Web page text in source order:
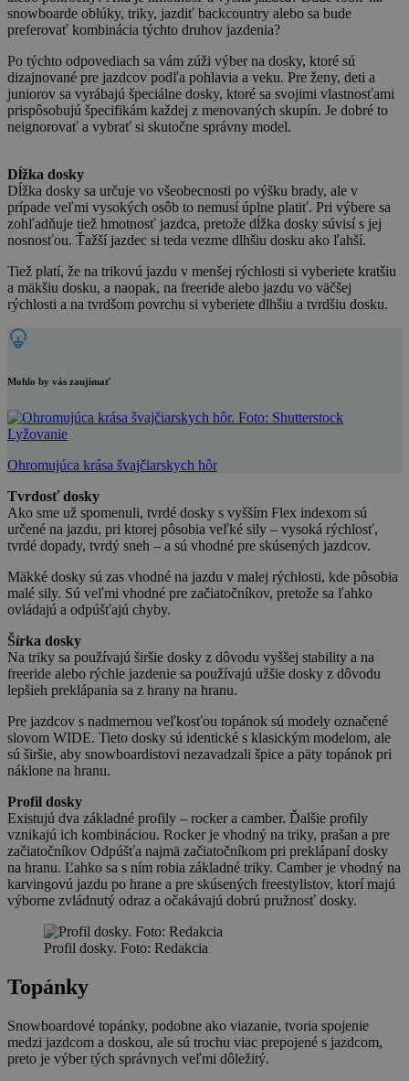
snowboarde oblúky, triky, jazdiť backcountry alebo sa bude
preferovať kombinácia týchto druhov jazdenia?
Po týchto odpovediach sa vám zúži výber na dosky, ktoré sú
dizajnované pre jazdcov podľa pohlavia a veku. Pre ženy, deti a
juniorov sa vyrábajú špeciálne dosky, ktoré sa svojimi vlastnosťami
prispôsobujú špecifikám každej z menovaných skupín. Je dobré to
neignorovať a vybrať si skutočne správny model.
Dĺžka dosky
Dĺžka dosky sa určuje vo všeobecnosti po výšku brady, ale v
prípade veľmi vysokých osôb to nemusí úplne platiť. Pri výbere sa
zohľadňuje tiež hmotnosť jazdca, pretože dĺžka dosky súvisí s jej
nosnosťou. Ťažší jazdec si teda vezme dlhšiu dosku ako ľahší.
Tiež platí, že na trikovú jazdu v menšej rýchlosti si vyberiete kratšiu
a mäkšiu dosku, a naopak, na freeride alebo jazdu vo väčšej
rýchlosti a na tvrdšom povrchu si vyberiete dlhšiu a tvrdšiu dosku.
Mohlo by vás zaujímať
Lyžovanie
Ohromujúca krása švajčiarskych hôr
Tvrdosť dosky
Ako sme už spomenuli, tvrdé dosky s vyšším Flex indexom sú
určené na jazdu, pri ktorej pôsobia veľké sily – vysoká rýchlosť,
tvrdé dopady, tvrdý sneh – a sú vhodné pre skúsených jazdcov.
Mäkké dosky sú zas vhodné na jazdu v malej rýchlosti, kde pôsobia
malé sily. Sú veľmi vhodné pre začiatočníkov, pretože sa ľahko
ovládajú a odpúšťajú chyby.
Šírka dosky
Na triky sa používajú širšie dosky z dôvodu vyššej stability a na
freeride alebo rýchle jazdenie sa používajú užšie dosky z dôvodu
lepšieh preklápania sa z hrany na hranu.
Pre jazdcov s nadmernou veľkosťou topánok sú modely označené
slovom WIDE. Tieto dosky sú identické s klasickým modelom, ale
sú širšie, aby snowboardistovi nezavadzali špice a päty topánok pri
náklone na hranu.
Profil dosky
Existujú dva základné profily – rocker a camber. Ďalšie profily
vznikajú ich kombináciou. Rocker je vhodný na triky, prašan a pre
začiatočníkov Odpúšťa najmä začiatočníkom pri preklápaní dosky
na hranu. Ľahko sa s ním robia základné triky. Camber je vhodný na
karvingovú jazdu po hrane a pre skúsených freestylistov, ktorí majú
výborne zvládnutý odraz a očakávajú dobrú pružnosť dosky.
Profil dosky. Foto: Redakcia
Topánky
Snowboardové topánky, podobne ako viazanie, tvoria spojenie
medzi jazdcom a doskou, ale sú trochu viac prepojené s jazdcom,
preto je výber tých správnych veľmi dôležitý.